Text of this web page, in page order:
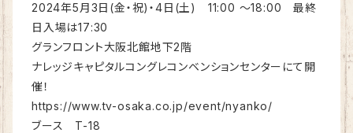
2024年5月3日(金・祝)・4日(土) 11:00 〜18:00 最終
日入場は17:30
グランフロント大阪北館地下2階
ナレッジキャピタルコングレコンベンションセンターにて開
催！
https://www.tv-osaka.co.jp/event/nyanko/
ブース T-18